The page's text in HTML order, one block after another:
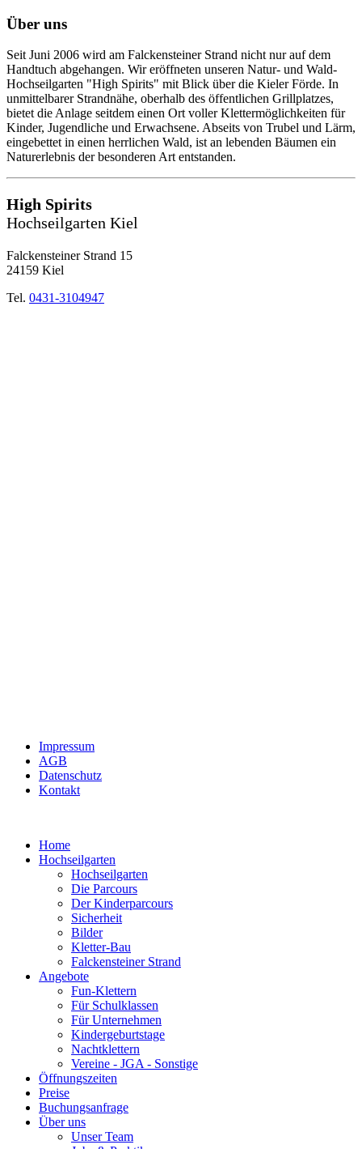
Über uns
Seit Juni 2006 wird am Falckensteiner Strand nicht nur auf dem
Handtuch abgehangen. Wir eröffneten unseren Natur- und Wald-
Hochseilgarten "High Spirits" mit Blick über die Kieler Förde. In
unmittelbarer Strandnähe, oberhalb des öffentlichen Grillplatzes,
bietet die Anlage seitdem einen Ort voller Klettermöglichkeiten für
Kinder, Jugendliche und Erwachsene. Abseits von Trubel und Lärm,
eingebettet in einen herrlichen Wald, ist an lebenden Bäumen ein
Naturerlebnis der besonderen Art entstanden.
High Spirits
Hochseilgarten Kiel
Falckensteiner Strand 15
24159 Kiel
Tel. 0431-3104947
Impressum
AGB
Datenschutz
Kontakt
Home
Hochseilgarten
Hochseilgarten
Die Parcours
Der Kinderparcours
Sicherheit
Bilder
Kletter-Bau
Falckensteiner Strand
Angebote
Fun-Klettern
Für Schulklassen
Für Unternehmen
Kindergeburtstage
Nachtklettern
Vereine - JGA - Sonstige
Öffnungszeiten
Preise
Buchungsanfrage
Über uns
Unser Team